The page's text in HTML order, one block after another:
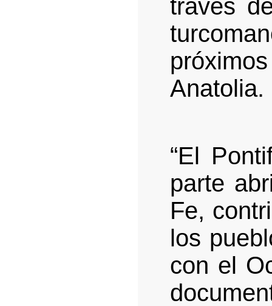
través
Anatolia.
“El
parte
Fe,
los
con el